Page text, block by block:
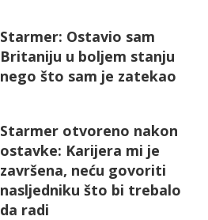
Starmer: Ostavio sam
Britaniju u boljem stanju
nego što sam je zatekao
Starmer otvoreno nakon
ostavke: Karijera mi je
završena, neću govoriti
nasljedniku što bi trebalo
da radi